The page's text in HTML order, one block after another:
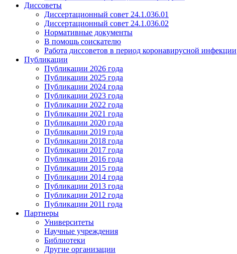
Диссоветы
Диссертационный совет 24.1.036.01
Диссертационный совет 24.1.036.02
Нормативные документы
В помощь соискателю
Работа диссоветов в период коронавирусной инфекции
Публикации
Публикации 2026 года
Публикации 2025 года
Публикации 2024 года
Публикации 2023 года
Публикации 2022 года
Публикации 2021 года
Публикации 2020 года
Публикации 2019 года
Публикации 2018 года
Публикации 2017 года
Публикации 2016 года
Публикации 2015 года
Публикации 2014 года
Публикации 2013 года
Публикации 2012 года
Публикации 2011 года
Партнеры
Университеты
Научные учреждения
Библиотеки
Другие организации